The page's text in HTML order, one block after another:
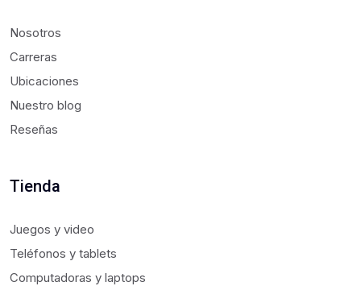
Nosotros
Carreras
Ubicaciones
Nuestro blog
Reseñas
Tienda
Juegos y video
Teléfonos y tablets
Computadoras y laptops